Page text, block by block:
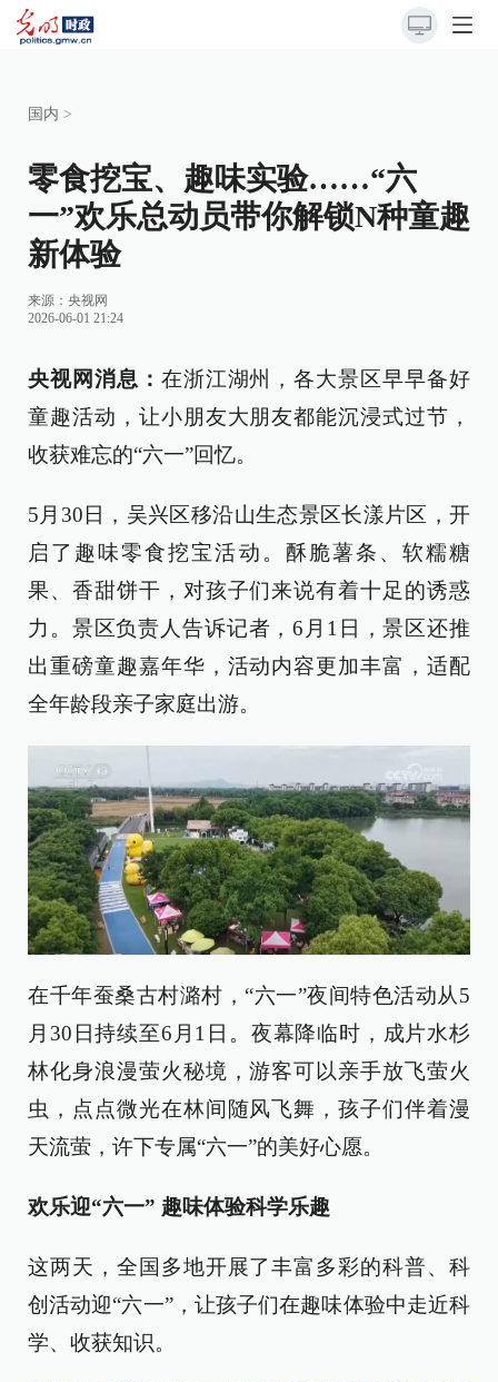
国内 >
零食挖宝、趣味实验……“六
一”欢乐总动员带你解锁N种童趣
新体验
来源： 央视网
2026-06-01 21:24
央视网消息： 在浙江湖州，各大景区早早备好
童趣活动，让小朋友大朋友都能沉浸式过节，
收获难忘的“六一”回忆。
5月30日，吴兴区移沿山生态景区长漾片区，开
启了趣味零食挖宝活动。酥脆薯条、软糯糖
果、香甜饼干，对孩子们来说有着十足的诱惑
力。景区负责人告诉记者，6月1日，景区还推
出重磅童趣嘉年华，活动内容更加丰富，适配
全年龄段亲子家庭出游。
在千年蚕桑古村潞村，“六一”夜间特色活动从5
月30日持续至6月1日。夜幕降临时，成片水杉
林化身浪漫萤火秘境，游客可以亲手放飞萤火
虫，点点微光在林间随风飞舞，孩子们伴着漫
天流萤，许下专属“六一”的美好心愿。
欢乐迎“六一” 趣味体验科学乐趣
这两天，全国多地开展了丰富多彩的科普、科
创活动迎“六一”，让孩子们在趣味体验中走近科
学、收获知识。